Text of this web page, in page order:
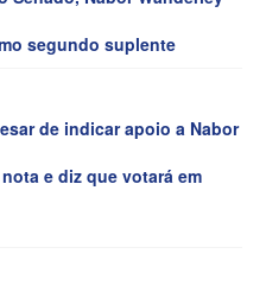
segundo suplente
de indicar apoio a Nabor
e diz que votará em